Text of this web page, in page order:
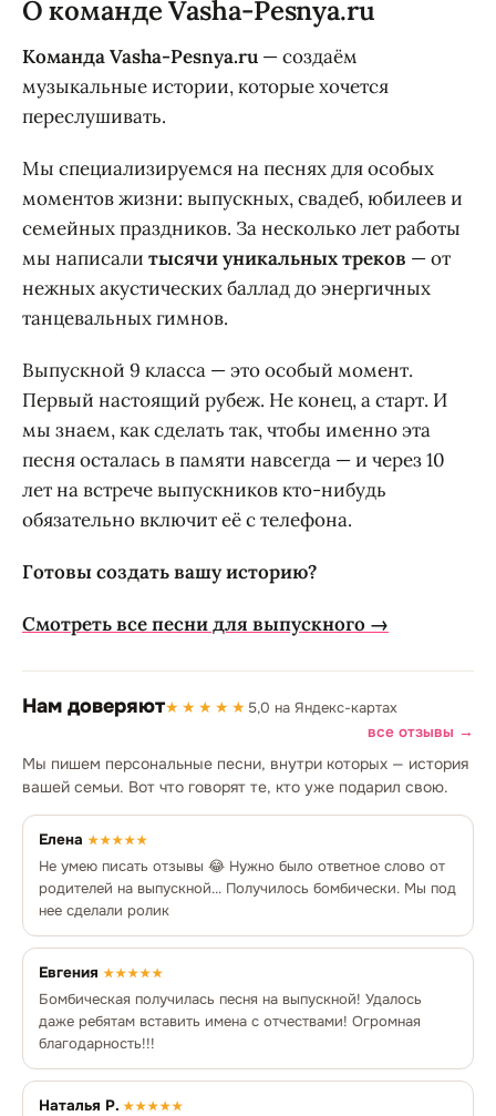
О команде Vasha-Pesnya.ru
Команда Vasha-Pesnya.ru — создаём
музыкальные истории, которые хочется
переслушивать.
Мы специализируемся на песнях для особых
моментов жизни: выпускных, свадеб, юбилеев и
семейных праздников. За несколько лет работы
мы написали тысячи уникальных треков — от
нежных акустических баллад до энергичных
танцевальных гимнов.
Выпускной 9 класса — это особый момент.
Первый настоящий рубеж. Не конец, а старт. И
мы знаем, как сделать так, чтобы именно эта
песня осталась в памяти навсегда — и через 10
лет на встрече выпускников кто-нибудь
обязательно включит её с телефона.
Готовы создать вашу историю?
Смотреть все песни для выпускного →
Нам доверяют★★★★★ 5,0 на Яндекс-картах
все отзывы →
Мы пишем персональные песни, внутри которых — история
вашей семьи. Вот что говорят те, кто уже подарил свою.
Елена ★★★★★
Не умею писать отзывы 😂 Нужно было ответное слово от
родителей на выпускной... Получилось бомбически. Мы под
нее сделали ролик
Евгения ★★★★★
Бомбическая получилась песня на выпускной! Удалось
даже ребятам вставить имена с отчествами! Огромная
благодарность!!!
Наталья Р. ★★★★★